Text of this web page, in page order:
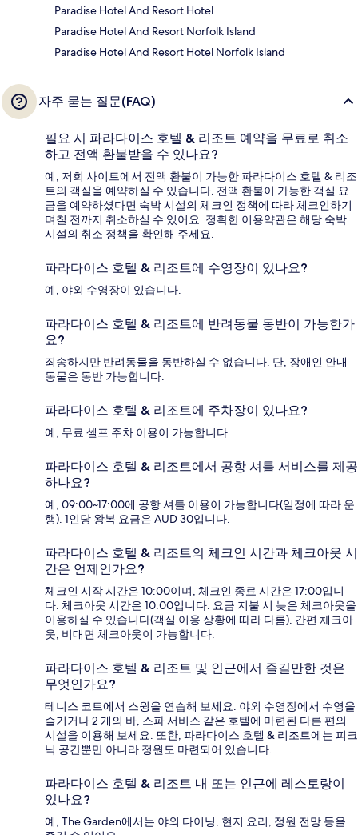
Paradise Hotel And Resort Hotel
Paradise Hotel And Resort Norfolk Island
Paradise Hotel And Resort Hotel Norfolk Island
자주 묻는 질문(FAQ)
필요 시 파라다이스 호텔 & 리조트 예약을 무료로 취소
하고 전액 환불받을 수 있나요?
예, 저희 사이트에서 전액 환불이 가능한 파라다이스 호텔 & 리조
트의 객실을 예약하실 수 있습니다. 전액 환불이 가능한 객실 요
금을 예약하셨다면 숙박 시설의 체크인 정책에 따라 체크인하기
며칠 전까지 취소하실 수 있어요. 정확한 이용약관은 해당 숙박
시설의 취소 정책을 확인해 주세요.
파라다이스 호텔 & 리조트에 수영장이 있나요?
예, 야외 수영장이 있습니다.
파라다이스 호텔 & 리조트에 반려동물 동반이 가능한가
요?
죄송하지만 반려동물을 동반하실 수 없습니다. 단, 장애인 안내
동물은 동반 가능합니다.
파라다이스 호텔 & 리조트에 주차장이 있나요?
예, 무료 셀프 주차 이용이 가능합니다.
파라다이스 호텔 & 리조트에서 공항 셔틀 서비스를 제공
하나요?
예, 09:00~17:00에 공항 셔틀 이용이 가능합니다(일정에 따라 운
행). 1인당 왕복 요금은 AUD 30입니다.
파라다이스 호텔 & 리조트의 체크인 시간과 체크아웃 시
간은 언제인가요?
체크인 시작 시간은 10:00이며, 체크인 종료 시간은 17:00입니
다. 체크아웃 시간은 10:00입니다. 요금 지불 시 늦은 체크아웃을
이용하실 수 있습니다(객실 이용 상황에 따라 다름). 간편 체크아
웃, 비대면 체크아웃이 가능합니다.
파라다이스 호텔 & 리조트 및 인근에서 즐길만한 것은
무엇인가요?
테니스 코트에서 스윙을 연습해 보세요. 야외 수영장에서 수영을
즐기거나 2 개의 바, 스파 서비스 같은 호텔에 마련된 다른 편의
시설을 이용해 보세요. 또한, 파라다이스 호텔 & 리조트에는 피크
닉 공간뿐만 아니라 정원도 마련되어 있습니다.
파라다이스 호텔 & 리조트 내 또는 인근에 레스토랑이
있나요?
예, The Garden에서는 야외 다이닝, 현지 요리, 정원 전망 등을